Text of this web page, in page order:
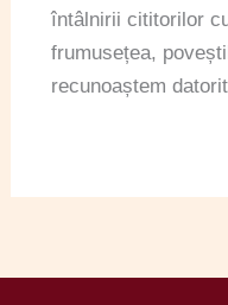
întâlnirii cititorilor
frumusețea,
recunoaștem